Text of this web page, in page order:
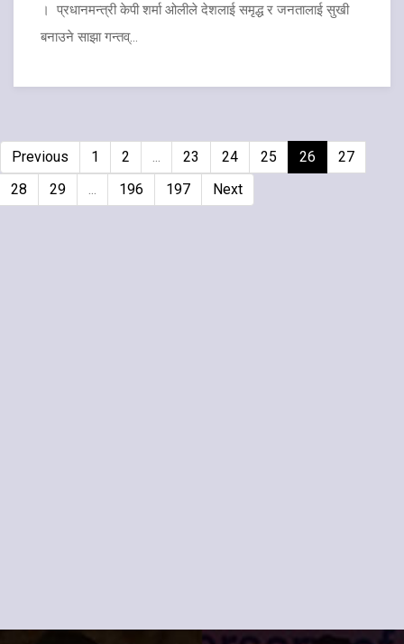
। प्रधानमन्त्री केपी शर्मा ओलीले देशलाई समृद्ध र जनतालाई सुखी
बनाउने साझा गन्तव्...
Previous 1 2 ... 23 24 25 26
27
28
29 ... 196 197 Next